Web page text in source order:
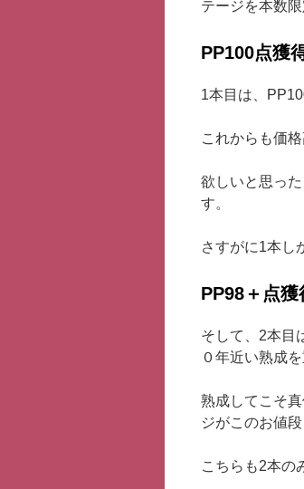
テージを本数
PP100点獲
1本目は、
これからも価
欲しいと思っ
す。
さすがに1本し
PP98＋点
そして、2本目
０年近い熟成
熟成してこそ
ジがこのお値
こちらも2本の